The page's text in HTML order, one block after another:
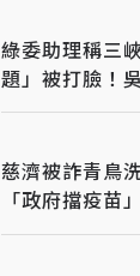
綠委助理稱三
題」被打臉！
慈濟被詐青鳥
「政府擋疫苗
買